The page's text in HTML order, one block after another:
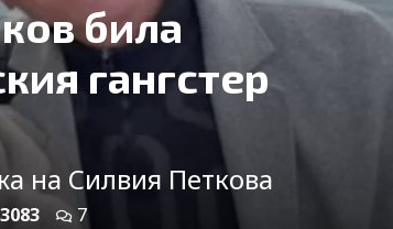
била
гангстер
на Силвия Петкова
7